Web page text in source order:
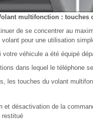
multifonction : touches
de se concentrer au
pour une utilisation
véhicule a été équipé
dans lequel le téléphone
les touches du volant
et désactivation de la
restitué